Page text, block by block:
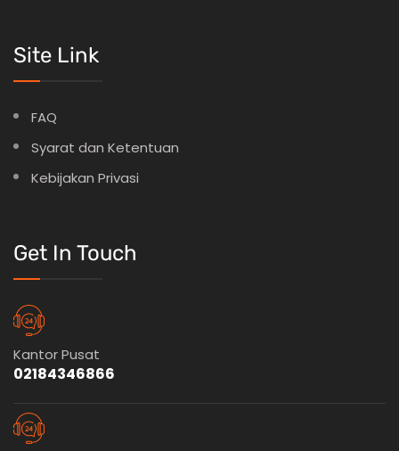
Site Link
FAQ
Syarat dan Ketentuan
Kebijakan Privasi
Get In Touch
Kantor Pusat
02184346866